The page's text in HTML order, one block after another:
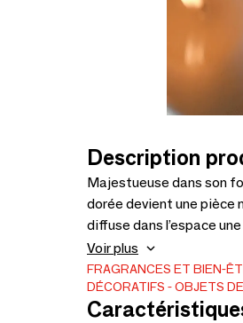
Description
Majestueuse dans son
dorée devient une pièce
diffuse dans l’espace
céramique signée par
à travers un design
Contenant : Céramique
Voir plus
FRAGRANCES ET BIEN-
DÉCORATIFS
OBJETS